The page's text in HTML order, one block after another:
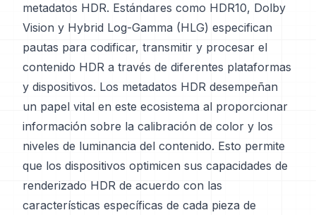
metadatos HDR. Estándares como HDR10, Dolby
Vision y Hybrid Log-Gamma (HLG) especifican
pautas para codificar, transmitir y procesar el
contenido HDR a través de diferentes plataformas
y dispositivos. Los metadatos HDR desempeñan
un papel vital en este ecosistema al proporcionar
información sobre la calibración de color y los
niveles de luminancia del contenido. Esto permite
que los dispositivos optimicen sus capacidades de
renderizado HDR de acuerdo con las
características específicas de cada pieza de